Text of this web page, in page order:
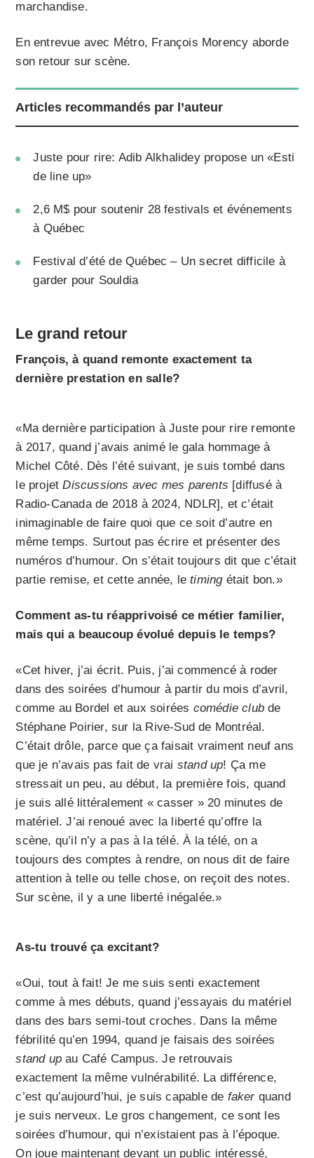
marchandise.
En entrevue avec Métro, François Morency aborde
son retour sur scène.
Articles recommandés par l’auteur
Juste pour rire: Adib Alkhalidey propose un «Esti
de line up»
2,6 M$ pour soutenir 28 festivals et événements
à Québec
Festival d’été de Québec – Un secret difficile à
garder pour Souldia
Le grand retour
François, à quand remonte exactement ta
dernière prestation en salle?
«Ma dernière participation à Juste pour rire remonte
à 2017, quand j’avais animé le gala hommage à
Michel Côté. Dès l’été suivant, je suis tombé dans
le projetDiscussions avec mes parents [diffusé à
Radio-Canada de 2018 à 2024, NDLR], et c’était
inimaginable de faire quoi que ce soit d’autre en
même temps. Surtout pas écrire et présenter des
numéros d’humour. On s’était toujours dit que c’était
partie remise, et cette année, letiming était bon.»
Comment as-tu réapprivoisé ce métier familier,
mais qui a beaucoup évolué depuis le temps?
«Cet hiver, j’ai écrit. Puis, j’ai commencé à roder
dans des soirées d’humour à partir du mois d’avril,
comme au Bordel et aux soirées comédie clubde
Stéphane Poirier, sur la Rive-Sud de Montréal.
C’était drôle, parce que ça faisait vraiment neuf ans
que je n’avais pas fait de vrai stand up! Ça me
stressait un peu, au début, la première fois, quand
je suis allé littéralement « casser » 20 minutes de
matériel. J’ai renoué avec la liberté qu’offre la
scène, qu’il n’y a pas à la télé. À la télé, on a
toujours des comptes à rendre, on nous dit de faire
attention à telle ou telle chose, on reçoit des notes.
Sur scène, il y a une liberté inégalée.»
As-tu trouvé ça excitant?
«Oui, tout à fait! Je me suis senti exactement
comme à mes débuts, quand j’essayais du matériel
dans des bars semi-tout croches. Dans la même
fébrilité qu’en 1994, quand je faisais des soirées
stand up au Café Campus. Je retrouvais
exactement la même vulnérabilité. La différence,
c’est qu’aujourd’hui, je suis capable de faker quand
je suis nerveux. Le gros changement, ce sont les
soirées d’humour, qui n’existaient pas à l’époque.
On joue maintenant devant un public intéressé,